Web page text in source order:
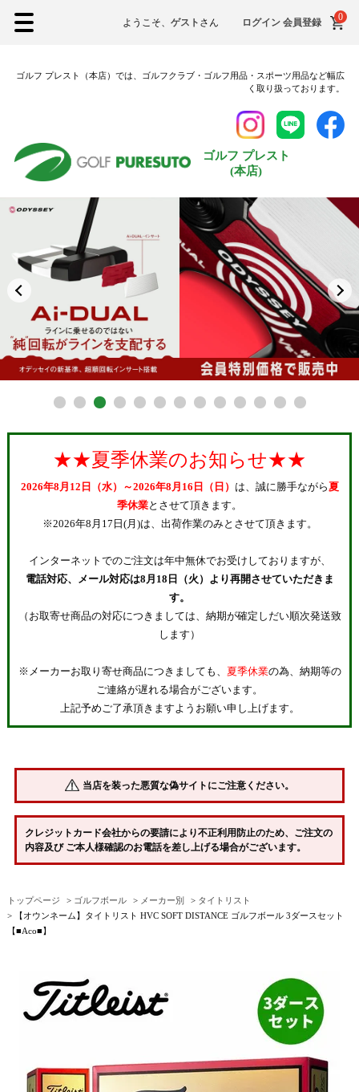
ようこそ、 ゲスト さん ログイン 会員登録 0
ゴルフ プレスト（本店）では、ゴルフクラブ・ゴルフ用品・スポーツ用品など幅広
く取り扱っております。
ゴルフ プレスト
(本店)
★★夏季休業のお知らせ★★
2026年8月12日（水）～2026年8月16日（日） は、誠に勝手ながら夏
季休業とさせて頂きます。
※2026年8月17日(月)は、出荷作業のみとさせて頂きます。
インターネットでのご注文は年中無休でお受けしておりますが、
電話対応、メール対応は8月18日（火）より再開させていただきま
す。
（お取寄せ商品の対応につきましては、納期が確定しだい順次発送致
します）
※メーカーお取り寄せ商品につきましても、 夏季休業の為、納期等の
ご連絡が遅れる場合がございます。
上記予めご了承頂きますようお願い申し上げます。
当店を装った悪質な偽サイトにご注意ください。
クレジットカード会社からの要請により不正利用防止のため、ご注文の
内容及び ご本人様確認のお電話を差し上げる場合がございます。
トップページ ゴルフボール メーカー別
タイトリスト
【オウンネーム】タイトリスト HVC SOFT DISTANCE ゴルフボール 3ダースセット
【■Aco■】